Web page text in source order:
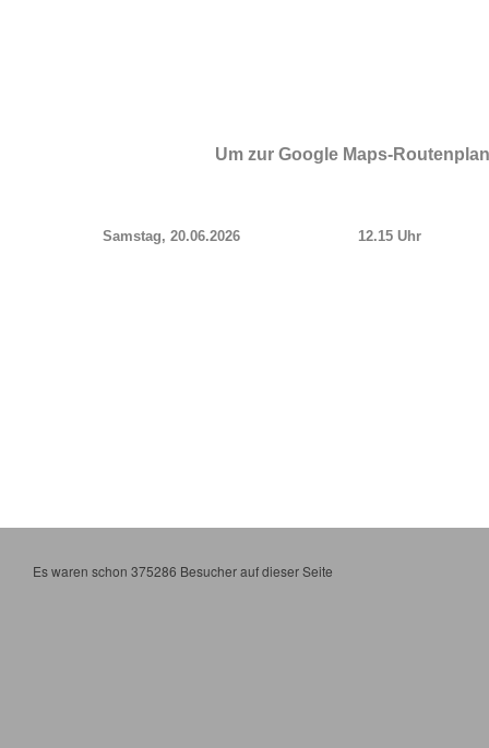
Um zur Google Maps-
Samstag, 20.06.2026 12.15 Uhr
Es waren schon 375286 Besucher auf dieser Seite